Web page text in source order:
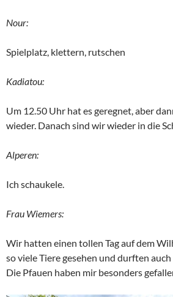
Nour:
Spielplatz, klettern, rutschen
Kadiatou:
Um 12.50 Uhr hat es geregnet, aber
wieder. Danach sind wir wieder in die
Alperen:
Ich schaukele.
Frau Wiemers:
Wir hatten einen tollen Tag auf dem
so viele Tiere gesehen und durften
Die Pfauen haben mir besonders